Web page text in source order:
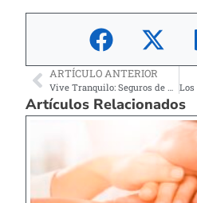
ARTÍCULO ANTERIOR
Vive Tranquilo: Seguros de Vida para Latinos en EE.UU.
Artículos Relacionados